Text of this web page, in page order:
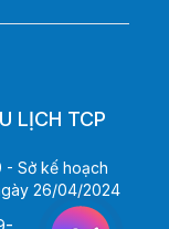
LỊCH TCP
- Sở kế hoạch
26/04/2024